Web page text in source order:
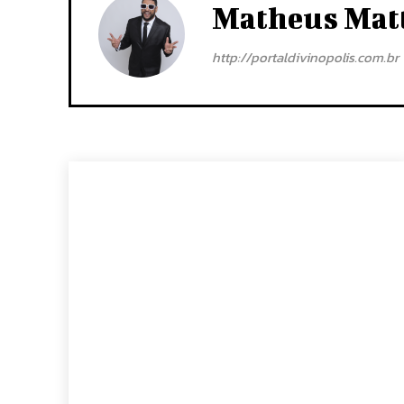
Matheus
http://portaldivinopolis.com.br